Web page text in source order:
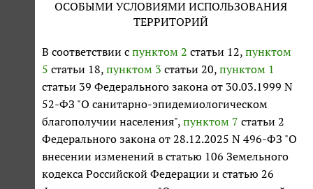
ОСОБЫМИ УСЛОВИЯМИ ИСПОЛЬЗОВАНИЯ
ТЕРРИТОРИЙ
В соответствии с пунктом 2 статьи 12, пунктом
5 статьи 18, пунктом 3 статьи 20, пунктом 1
статьи 39 Федерального закона от 30.03.1999 N
52-ФЗ "О санитарно-эпидемиологическом
благополучии населения", пунктом 7 статьи 2
Федерального закона от 28.12.2025 N 496-ФЗ "О
внесении изменений в статью 106 Земельного
кодекса Российской Федерации и статью 26